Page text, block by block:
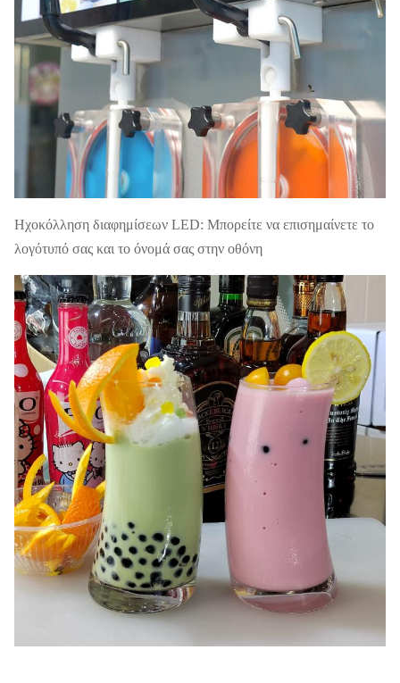
Ηχοκόλληση διαφημίσεων LED: Μπορείτε να επισημαίνετε το
λογότυπό σας και το όνομά σας στην οθόνη